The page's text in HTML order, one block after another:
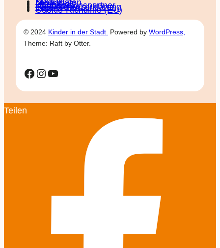
Mediadaten
Über KidS
Kooperationspartner
Datenschutz­erklärung
Impressum
Cookie-Richtlinie (EU)
© 2024 Kinder in der Stadt. Powered by WordPress,
Theme: Raft by Otter.
Facebook
Instagram
YouTube
Teilen